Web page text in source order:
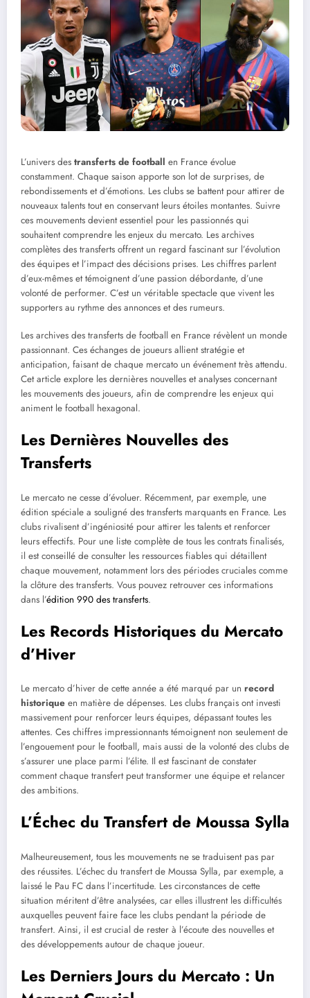
L’univers des transferts de football en France évolue
constamment. Chaque saison apporte son lot de surprises, de
rebondissements et d’émotions. Les clubs se battent pour attirer de
nouveaux talents tout en conservant leurs étoiles montantes. Suivre
ces mouvements devient essentiel pour les passionnés qui
souhaitent comprendre les enjeux du mercato. Les archives
complètes des transferts offrent un regard fascinant sur l’évolution
des équipes et l’impact des décisions prises. Les chiffres parlent
d’eux-mêmes et témoignent d’une passion débordante, d’une
volonté de performer. C’est un véritable spectacle que vivent les
supporters au rythme des annonces et des rumeurs.
Les archives des transferts de football en France révèlent un monde
passionnant. Ces échanges de joueurs allient stratégie et
anticipation, faisant de chaque mercato un événement très attendu.
Cet article explore les dernières nouvelles et analyses concernant
les mouvements des joueurs, afin de comprendre les enjeux qui
animent le football hexagonal.
Les Dernières Nouvelles des
Transferts
Le mercato ne cesse d’évoluer. Récemment, par exemple, une
édition spéciale a souligné des transferts marquants en France. Les
clubs rivalisent d’ingéniosité pour attirer les talents et renforcer
leurs effectifs. Pour une liste complète de tous les contrats finalisés,
il est conseillé de consulter les ressources fiables qui détaillent
chaque mouvement, notamment lors des périodes cruciales comme
la clôture des transferts. Vous pouvez retrouver ces informations
dans l’édition 990 des transferts.
Les Records Historiques du Mercato
d’Hiver
Le mercato d’hiver de cette année a été marqué par un record
historique en matière de dépenses. Les clubs français ont investi
massivement pour renforcer leurs équipes, dépassant toutes les
attentes. Ces chiffres impressionnants témoignent non seulement de
l’engouement pour le football, mais aussi de la volonté des clubs de
s’assurer une place parmi l’élite. Il est fascinant de constater
comment chaque transfert peut transformer une équipe et relancer
des ambitions.
L’Échec du Transfert de Moussa Sylla
Malheureusement, tous les mouvements ne se traduisent pas par
des réussites. L’échec du transfert de Moussa Sylla, par exemple, a
laissé le Pau FC dans l’incertitude. Les circonstances de cette
situation méritent d’être analysées, car elles illustrent les difficultés
auxquelles peuvent faire face les clubs pendant la période de
transfert. Ainsi, il est crucial de rester à l’écoute des nouvelles et
des développements autour de chaque joueur.
Les Derniers Jours du Mercato : Un